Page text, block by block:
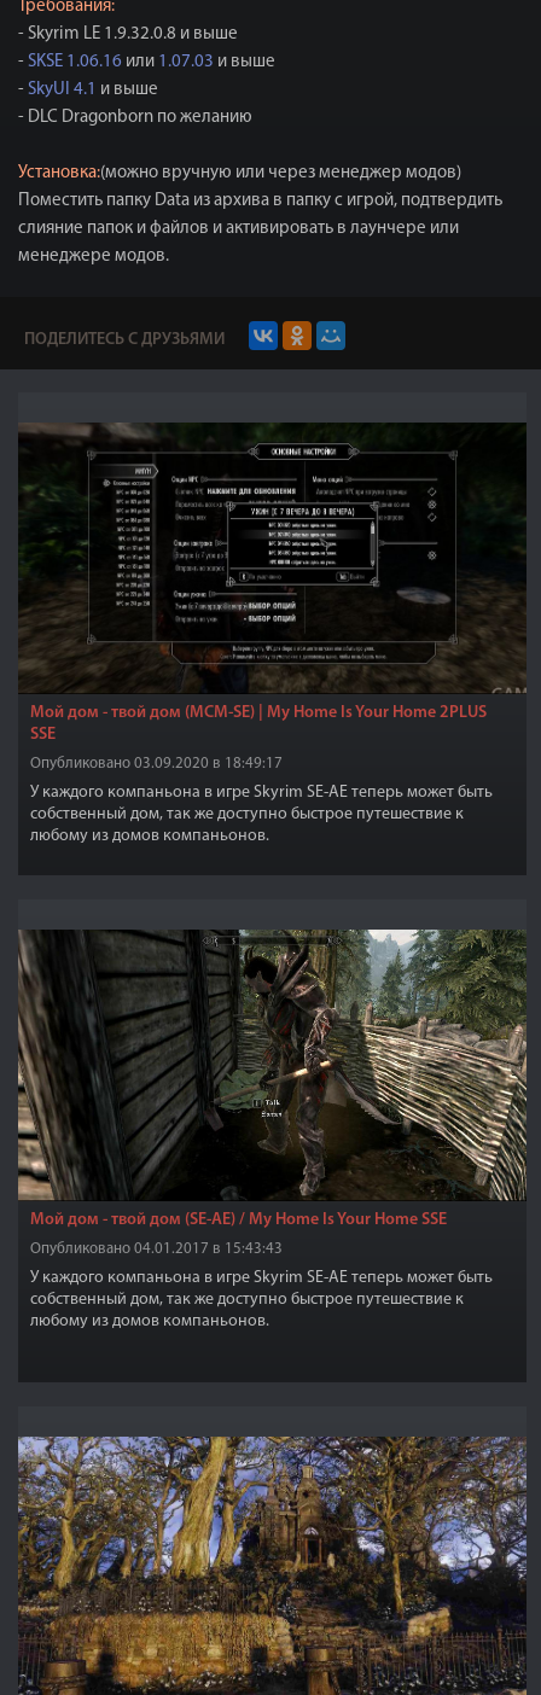
Требования:
- Skyrim LE 1.9.32.0.8 и выше
- SKSE 1.06.16 или 1.07.03 и выше
- SkyUI 4.1 и выше
- DLC Dragonborn по желанию
Установка:(можно вручную или через менеджер модов)
Поместить папку Data из архива в папку с игрой, подтвердить
слияние папок и файлов и активировать в лаунчере или
менеджере модов.
ПОДЕЛИТЕСЬ С ДРУЗЬЯМИ
Мой дом - твой дом (MCM-SE) | My Home Is Your Home 2PLUS
SSE
Опубликовано 03.09.2020 в 18:49:17
У каждого компаньона в игре Skyrim SE-АЕ теперь может быть
собственный дом, так же доступно быстрое путешествие к
любому из домов компаньонов.
Мой дом - твой дом (SE-АЕ) / My Home Is Your Home SSE
Опубликовано 04.01.2017 в 15:43:43
У каждого компаньона в игре Skyrim SE-АЕ теперь может быть
собственный дом, так же доступно быстрое путешествие к
любому из домов компаньонов.